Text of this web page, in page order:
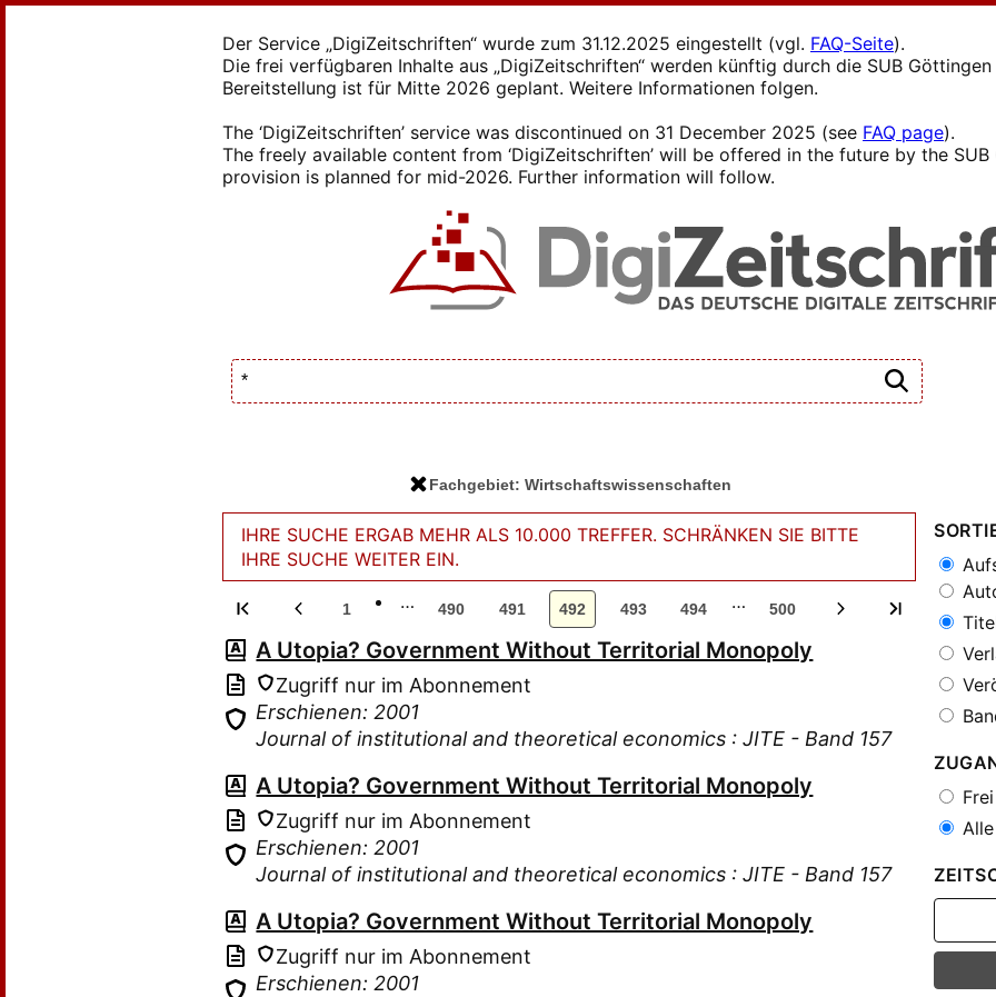
Der Service „DigiZeitschriften“ wurde zum 31.12.2025 eingestellt (vgl. FAQ-Seite).
Die frei verfügbaren Inhalte aus „DigiZeitschriften“ werden künftig durch die SUB
Bereitstellung ist für Mitte 2026 geplant. Weitere Informationen folgen.
The ‘DigiZeitschriften’ service was discontinued on 31 December 2025 (see FAQ page).
The freely available content from ‘DigiZeitschriften’ will be offered in the future by the
provision is planned for mid-2026. Further information will follow.
Fachgebiet: Wirtschaftswissenschaften
IHRE SUCHE ERGAB MEHR ALS 10.000 TREFFER. SCHRÄNKEN SIE BITTE
IHRE SUCHE WEITER EIN.
1 … 490 491 492 493 494 … 500
A Utopia? Government Without Territorial Monopoly
Zugriff nur im Abonnement
Erschienen: 2001
Journal of institutional and theoretical economics : JITE - Band 157
A Utopia? Government Without Territorial Monopoly
Zugriff nur im Abonnement
Erschienen: 2001
Journal of institutional and theoretical economics : JITE - Band 157
A Utopia? Government Without Territorial Monopoly
Zugriff nur im Abonnement
Erschienen: 2001
Alle